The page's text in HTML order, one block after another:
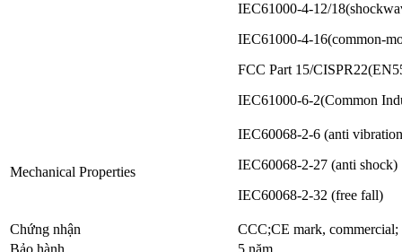
IEC61000-4-12/
IEC61000-4-16(common-
FCC Part 15/
IEC61000-6-2(Common
Mechanical Properties
IEC60068-2-6 (anti
IEC60068-2-27 (anti shock)
IEC60068-2-32 (free fall)
Chứng nhận
CCC;CE mark,
Bảo hành
5 năm